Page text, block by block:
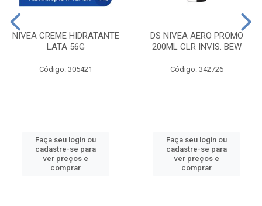
NIVEA CREME HIDRATANTE
LATA 56G
Código: 305421
Faça seu login ou
cadastre-se para
ver preços e
comprar
DS NIVEA AERO PROMO
200ML CLR INVIS. BEW
Código: 342726
Faça seu login ou
cadastre-se para
ver preços e
comprar